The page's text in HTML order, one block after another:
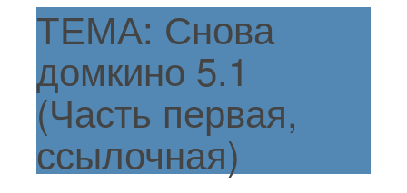
ТЕМА: Снова
домкино 5.1
(Часть первая,
ссылочная)